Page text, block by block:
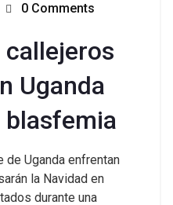
0 Comments
callejeros
Uganda
blasfemia
Uganda enfrentan
la Navidad en
durante una